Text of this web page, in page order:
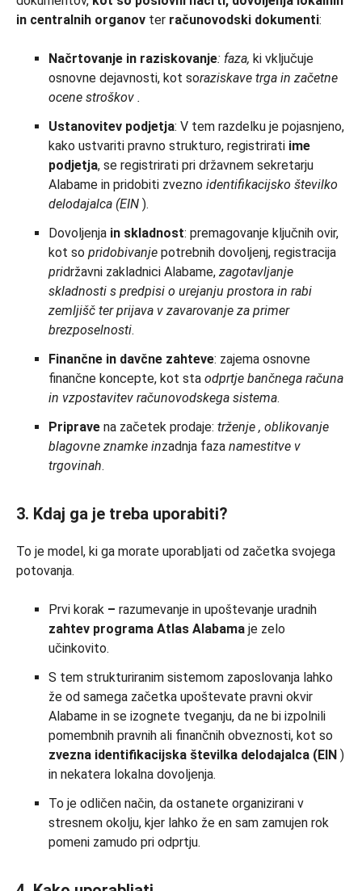
in centralnih organov ter računovodski dokumenti:
Načrtovanje in raziskovanje: faza, ki vključuje
osnovne dejavnosti, kot soraziskave trga in začetne
ocene stroškov .
Ustanovitev podjetja: V tem razdelku je pojasnjeno,
kako ustvariti pravno strukturo, registrirati ime
podjetja, se registrirati pri državnem sekretarju
Alabame in pridobiti zvezno identifikacijsko številko
delodajalca (EIN ).
Dovoljenja in skladnost: premagovanje ključnih ovir,
kot so pridobivanje potrebnih dovoljenj, registracija
pridržavni zakladnici Alabame, zagotavljanje
skladnosti s predpisi o urejanju prostora in rabi
zemljišč ter prijava v zavarovanje za primer
brezposelnosti.
Finančne in davčne zahteve: zajema osnovne
finančne koncepte, kot sta odprtje bančnega računa
in vzpostavitev računovodskega sistema.
Priprave na začetek prodaje: trženje , oblikovanje
blagovne znamke inzadnja faza namestitve v
trgovinah.
3. Kdaj ga je treba uporabiti?
To je model, ki ga morate uporabljati od začetka svojega
potovanja.
Prvi korak – razumevanje in upoštevanje uradnih
zahtev programa Atlas Alabama je zelo
učinkovito.
S tem strukturiranim sistemom zaposlovanja lahko
že od samega začetka upoštevate pravni okvir
Alabame in se izognete tveganju, da ne bi izpolnili
pomembnih pravnih ali finančnih obveznosti, kot so
zvezna identifikacijska številka delodajalca (EIN )
in nekatera lokalna dovoljenja.
To je odličen način, da ostanete organizirani v
stresnem okolju, kjer lahko že en sam zamujen rok
pomeni zamudo pri odprtju.